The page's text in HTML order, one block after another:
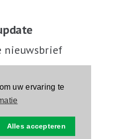
uw ervaring te
Alles accepteren
nieuwsbrief
media